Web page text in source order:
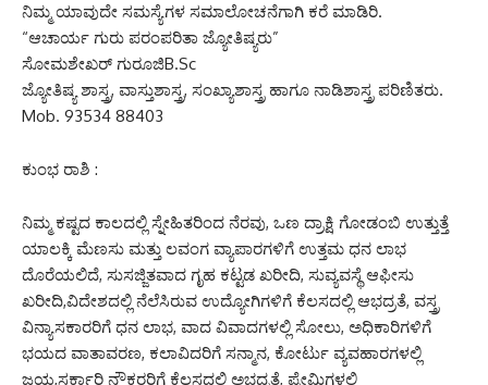
ನಿಮ್ಮ ಯಾವುದೇ ಸಮಸ್ಯೆಗಳ ಸಮಾಲೋಚನೆಗಾಗಿ ಕರೆ ಮಾಡಿರಿ.
“ಆಚಾರ್ಯ ಗುರು ಪರಂಪರಿತಾ ಜ್ಯೋತಿಷ್ಯರು”
ಸೋಮಶೇಖರ್ ಗುರೂಜಿB.Sc
ಜ್ಯೋತಿಷ್ಯ ಶಾಸ್ತ್ರ, ವಾಸ್ತುಶಾಸ್ತ್ರ, ಸಂಖ್ಯಾಶಾಸ್ತ್ರ ಹಾಗೂ ನಾಡಿಶಾಸ್ತ್ರ ಪರಿಣಿತರು.
Mob. 93534 88403
ಕುಂಭ ರಾಶಿ :
ನಿಮ್ಮ ಕಷ್ಟದ ಕಾಲದಲ್ಲಿ ಸ್ನೇಹಿತರಿಂದ ನೆರವು, ಒಣ ದ್ರಾಕ್ಷಿ ಗೋಡಂಬಿ ಉತ್ತುತ್ತೆ
ಯಾಲಕ್ಕಿ ಮೆಣಸು ಮತ್ತು ಲವಂಗ ವ್ಯಾಪಾರಗಳಿಗೆ ಉತ್ತಮ ಧನ ಲಾಭ
ದೊರೆಯಲಿದೆ, ಸುಸಜ್ಜಿತವಾದ ಗೃಹ ಕಟ್ಟಡ ಖರೀದಿ, ಸುವ್ಯವಸ್ಥೆ ಆಫೀಸು
ಖರೀದಿ,ವಿದೇಶದಲ್ಲಿ ನೆಲೆಸಿರುವ ಉದ್ಯೋಗಿಗಳಿಗೆ ಕೆಲಸದಲ್ಲಿ ಆಭದ್ರತೆ, ವಸ್ತ್ರ
ವಿನ್ಯಾಸಕಾರರಿಗೆ ಧನ ಲಾಭ, ವಾದ ವಿವಾದಗಳಲ್ಲಿ ಸೋಲು, ಅಧಿಕಾರಿಗಳಿಗೆ
ಭಯದ ವಾತಾವರಣ, ಕಲಾವಿದರಿಗೆ ಸನ್ಮಾನ, ಕೋರ್ಟು ವ್ಯವಹಾರಗಳಲ್ಲಿ
ಜಯ,ಸರ್ಕಾರಿ ನೌಕರರಿಗೆ ಕೆಲಸದಲ್ಲಿ ಅಭದ್ರತೆ, ಪ್ರೇಮಿಗಳಲ್ಲಿ